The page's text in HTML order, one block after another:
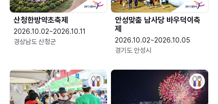
산청한방약초축제
2026.10.02~2026.10.11
경상남도 산청군
안성맞춤 남사당 바우덕이축
제
2026.10.02~2026.10.05
경기도 안성시